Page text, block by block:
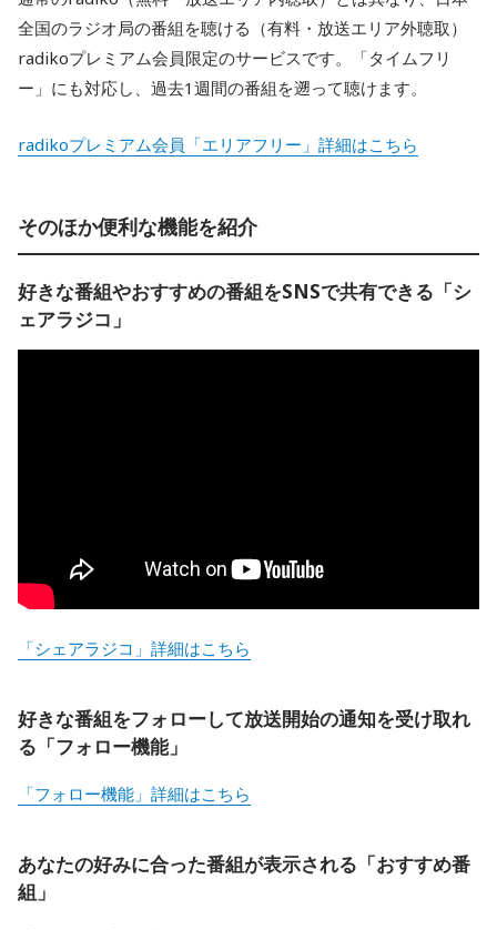
全国のラジオ局の番組を聴ける（有料・放送エリア外聴取）
radikoプレミアム会員限定のサービスです。「タイムフリ
ー」にも対応し、過去1週間の番組を遡って聴けます。
radikoプレミアム会員「エリアフリー」詳細はこちら
そのほか便利な機能を紹介
好きな番組やおすすめの番組をSNSで共有できる「シ
ェアラジコ」
「シェアラジコ」詳細はこちら
好きな番組をフォローして放送開始の通知を受け取れ
る「フォロー機能」
「フォロー機能」詳細はこちら
あなたの好みに合った番組が表示される「おすすめ番
組」